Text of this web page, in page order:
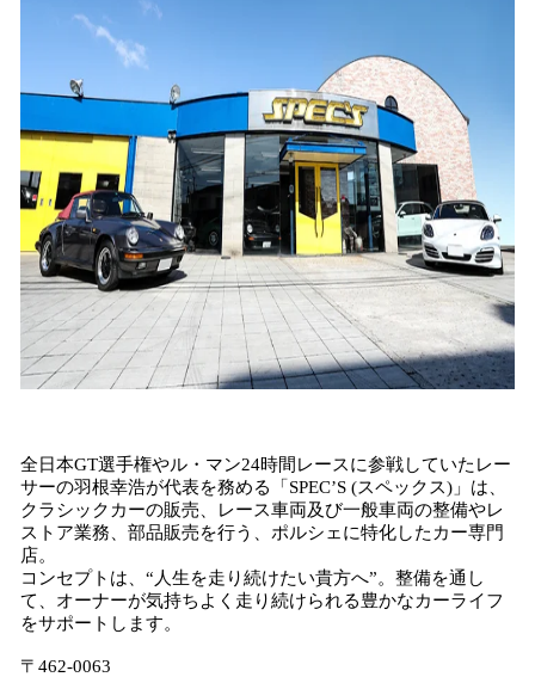
全日本GT選手権やル・マン24時間レースに参戦していたレー
サーの羽根幸浩が代表を務める「SPEC’S (スペックス)」は、
クラシックカーの販売、レース車両及び一般車両の整備やレ
ストア業務、部品販売を行う、ポルシェに特化したカー専門
店。
コンセプトは、“人生を走り続けたい貴方へ”。整備を通し
て、オーナーが気持ちよく走り続けられる豊かなカーライフ
をサポートします。
〒462-0063